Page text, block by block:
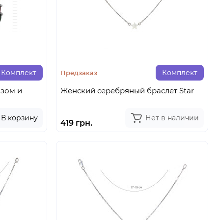
Комплект
и
В корзину
Комплект
Предзаказ
Женский серебряный браслет Star
419 грн.
Нет в наличии